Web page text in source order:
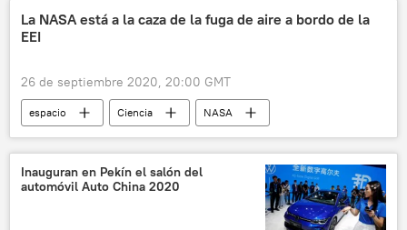
noticias
La NASA está a la caza de la fuga de aire a bordo de la
EEI
26 de septiembre 2020, 20:00 GMT
espacio Ciencia
NASA
Estación Espacial Internacional (EEI)
noticias
Inauguran en Pekín el salón del
automóvil Auto China 2020